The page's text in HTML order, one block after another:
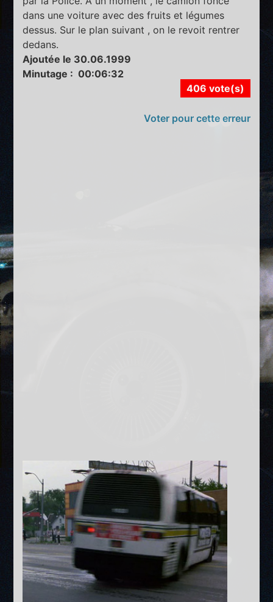
dans une voiture avec des fruits et légumes
dessus. Sur le plan suivant , on le revoit rentrer
dedans.
Ajoutée le 30.06.1999
Minutage : 00:06:32
406 vote(s)
Voter pour cette erreur